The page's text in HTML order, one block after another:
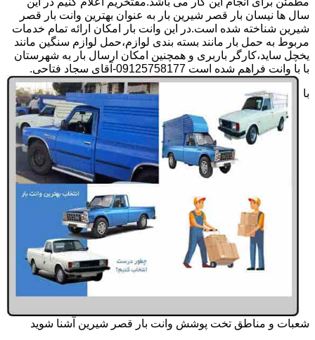
سال ها نیسان بار قصر شیرین بار به عنوان بهترین وانت بار قصر
شیرین شناخته شده است.در این وانت بار امکان ارائه تمام خدمات
مربوط به حمل بار مانند بسته بندی لوازم،حمل لوازم سنگین مانند
یخچل ساید،کارگر باربری و همچنین امکان ارسال بار به شهرستان
با با وانت فراهم شده است 09125758177-آقای سجاد فتاحی.
با
شعبات و مناطق تخت پوشش وانت بار قصر شیرین آشنا شوید